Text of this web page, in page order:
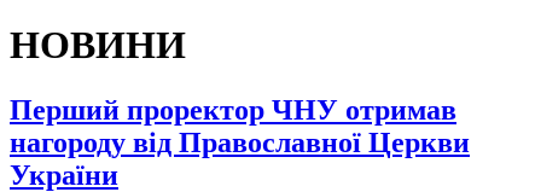
НОВИНИ
Перший проректор ЧНУ отримав
нагороду від Православної Церкви
України